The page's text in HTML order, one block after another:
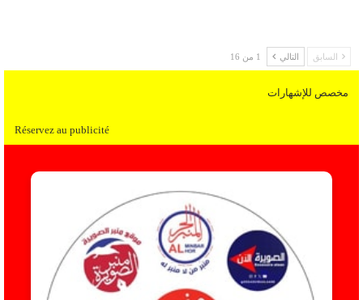
السابق التالي 1 من 16
مخصص للإشهارات
Réservez au publicité